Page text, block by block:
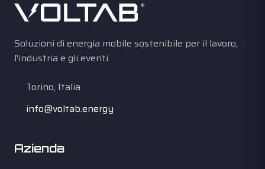
Soluzioni di energia mobile sostenibile per il lavoro,
l'industria e gli eventi.
Torino, Italia
info@voltab.energy
Azienda